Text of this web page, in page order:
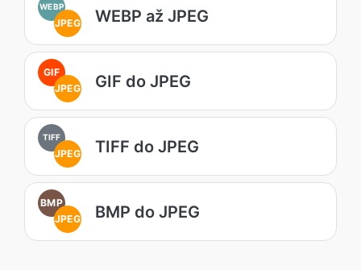
WEBP
JPEG WEBP až JPEG
GIF
JPEG
GIF do JPEG
TIFF
JPEG TIFF do JPEG
BMP
JPEG
BMP do JPEG